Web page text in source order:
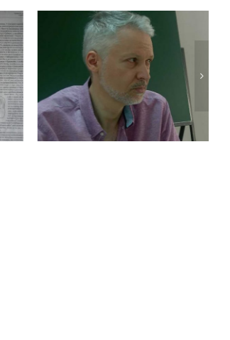
Проф. др Александар
Прњат на јавној
расправи о
формирању
Националне
академије